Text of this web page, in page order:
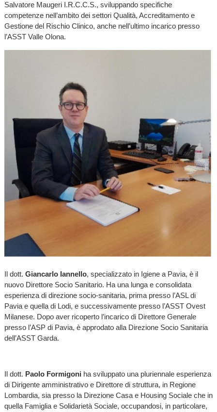
Salvatore Maugeri I.R.C.C.S., sviluppando specifiche
competenze nell’ambito dei settori Qualità, Accreditamento e
Gestione del Rischio Clinico, anche nell’ultimo incarico presso
l’ASST Valle Olona.
Il dott. Giancarlo Iannello, specializzato in Igiene a Pavia, è il
nuovo Direttore Socio Sanitario. Ha una lunga e consolidata
esperienza di direzione socio-sanitaria, prima presso l’ASL di
Pavia e quella di Lodi, e successivamente presso l’ASST Ovest
Milanese. Dopo aver ricoperto l’incarico di Direttore Generale
presso l’ASP di Pavia, è approdato alla Direzione Socio Sanitaria
dell’ASST Garda.
Il dott. Paolo Formigoni ha sviluppato una pluriennale esperienza
di Dirigente amministrativo e Direttore di struttura, in Regione
Lombardia, sia presso la Direzione Casa e Housing Sociale che in
quella Famiglia e Solidarietà Sociale, occupandosi, in particolare,